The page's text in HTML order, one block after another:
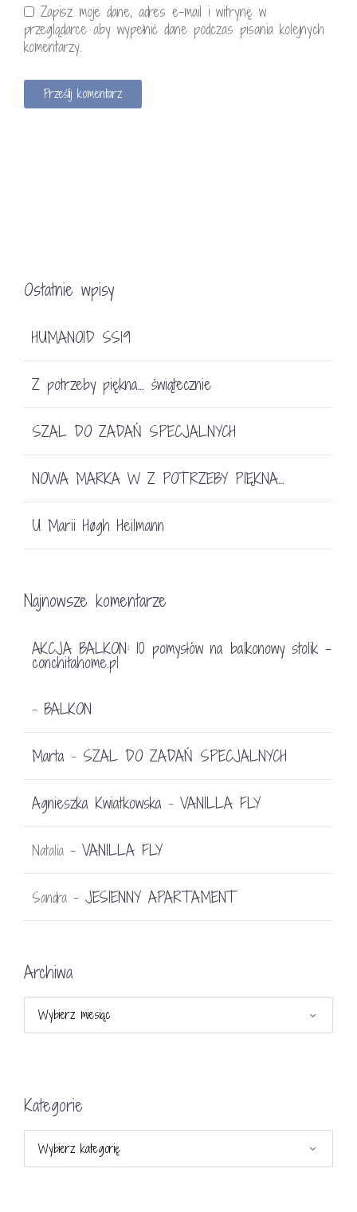
Zapisz moje dane, adres e-mail i witrynę w
przeglądarce aby wypełnić dane podczas pisania kolejnych
komentarzy.
Ostatnie wpisy
HUMANOID SS19
Z potrzeby piękna… świątecznie
SZAL DO ZADAŃ SPECJALNYCH
NOWA MARKA W Z POTRZEBY PIĘKNA…
U Marii Høgh Heilmann
Najnowsze komentarze
AKCJA BALKON: 10 pomysłów na balkonowy stolik -
conchitahome.pl
- BALKON
Marta - SZAL DO ZADAŃ SPECJALNYCH
Agnieszka Kwiatkowska - VANILLA FLY
Natalia - VANILLA FLY
Sandra - JESIENNY APARTAMENT
Archiwa
Archiwa
Kategorie